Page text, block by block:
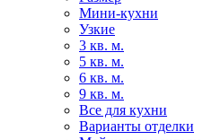
Мини-кухни
Узкие
3 кв. м.
5 кв. м.
6 кв. м.
9 кв. м.
Все для кухни
Варианты отделки